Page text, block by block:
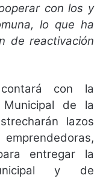
con los y
lo que ha
de reactivación
con la
de la
lazos
entregar la
y de